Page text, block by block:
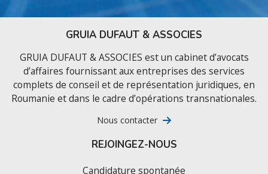
GRUIA DUFAUT & ASSOCIES
GRUIA DUFAUT & ASSOCIES est un cabinet d’avocats
d’affaires fournissant aux entreprises des services
complets de conseil et de représentation juridiques, en
Roumanie et dans le cadre d’opérations transnationales.
Nous contacter
REJOINGEZ-NOUS
Candidature spontanée